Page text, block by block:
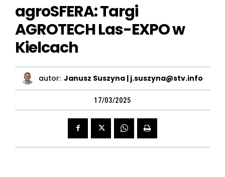
agroSFERA: Targi
AGROTECH Las-EXPO w
Kielcach
autor: Janusz Suszyna | j.suszyna@stv.info
17/03/2025